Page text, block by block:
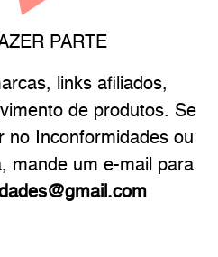
PARTE
links afiliados,
de produtos. Se
no Inconformidades ou
mande um e-mail para